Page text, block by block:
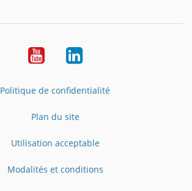
YouTubeLinkedIn
Politique de confidentialité
Plan du site
Utilisation acceptable
Modalités et conditions